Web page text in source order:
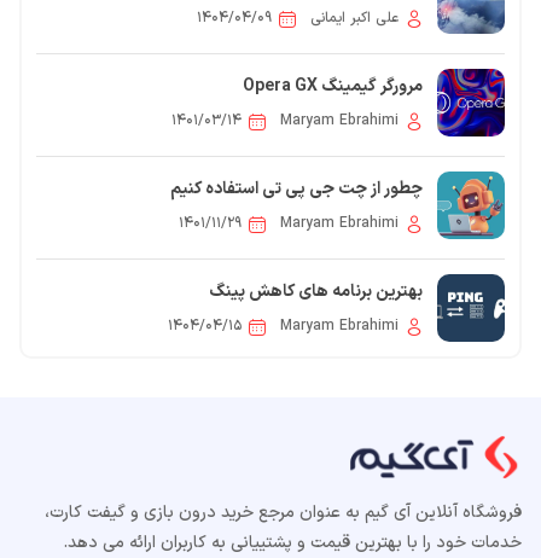
داد: «همه‌چیز آماده است»
علی اکبر ایمانی ۱۴۰۴/۰۴/۰۹
مرورگر گیمینگ Opera GX
Maryam Ebrahimi ۱۴۰۱/۰۳/۱۴
چطور از چت جی پی تی استفاده کنیم
Maryam Ebrahimi ۱۴۰۱/۱۱/۲۹
بهترین برنامه های کاهش پینگ
Maryam Ebrahimi ۱۴۰۴/۰۴/۱۵
فروشگاه آنلاین آی گیم به عنوان مرجع خرید درون بازی و گیفت کارت،
خدمات خود را با بهترین قیمت و پشتییانی به کاربران ارائه می دهد.